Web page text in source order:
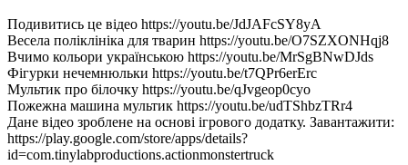
Подивитись це відео https://youtu.be/JdJAFcSY8yA
Весела поліклініка для тварин https://youtu.be/O7SZXONHqj8
Вчимо кольори українською https://youtu.be/MrSgBNwDJds
Фігурки нечемнюльки https://youtu.be/t7QPr6erErc
Мультик про білочку https://youtu.be/qJvgeop0cyo
Пожежна машина мультик https://youtu.be/udTShbzTRr4
Дане відео зроблене на основі ігрового додатку. Завантажити:
https://play.google.com/store/apps/details?
id=com.tinylabproductions.actionmonstertruck